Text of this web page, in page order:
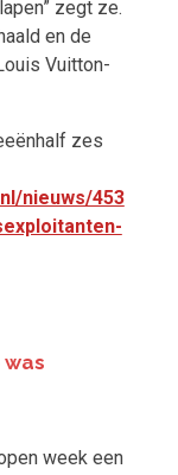
zegt ze.
en de
Vuitton-
zes
nieuws/453
was
week een